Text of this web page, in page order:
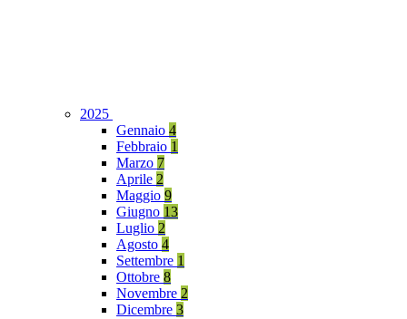
2025
Gennaio 4
Febbraio 1
Marzo 7
Aprile 2
Maggio 9
Giugno 13
Luglio 2
Agosto 4
Settembre 1
Ottobre 8
Novembre 2
Dicembre 3